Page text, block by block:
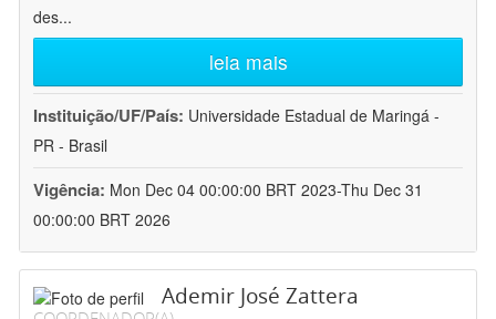
des...
leia mais
Instituição/UF/País: Universidade Estadual de Maringá -
PR - Brasil
Vigência: Mon Dec 04 00:00:00 BRT 2023-Thu Dec 31
00:00:00 BRT 2026
Ademir José Zattera